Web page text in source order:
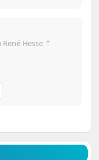
René Hesse ⇡